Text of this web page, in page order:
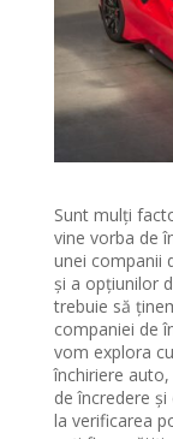
Sunt mulți
vine vorba de
unei companii
și a opțiunilor
trebuie să
companiei de
vom explora
închiriere
de încredere
la verificarea